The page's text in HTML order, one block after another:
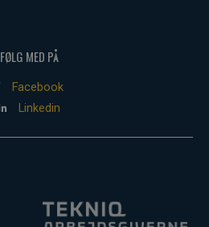
FØLG MED PÅ
Facebook
Linkedin